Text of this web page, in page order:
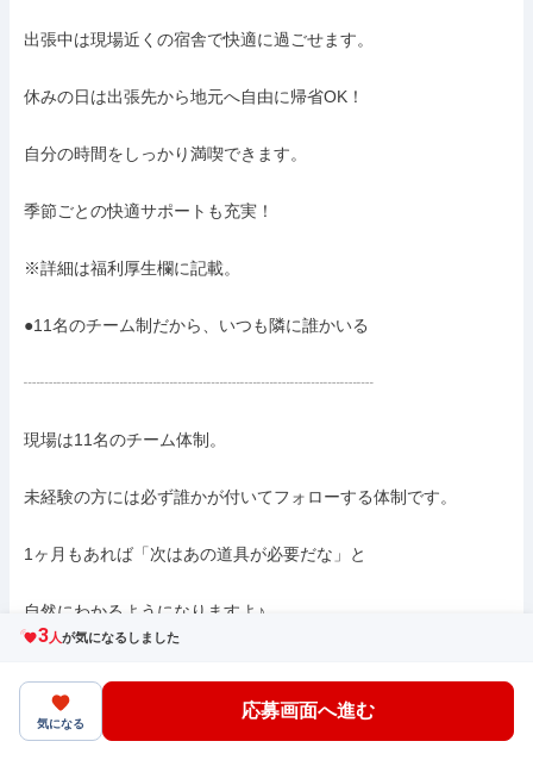
出張中は現場近くの宿舎で快適に過ごせます。
休みの日は出張先から地元へ自由に帰省OK！
自分の時間をしっかり満喫できます。
季節ごとの快適サポートも充実！
※詳細は福利厚生欄に記載。
●11名のチーム制だから、いつも隣に誰かいる
┈┈┈┈┈┈┈┈┈┈┈┈┈┈┈┈┈┈┈┈┈
現場は11名のチーム体制。
未経験の方には必ず誰かが付いてフォローする体制です。
1ヶ月もあれば「次はあの道具が必要だな」と
自然にわかるようになりますよ♪
┈┈┈┈┈┈┈┈┈┈┈┈
3人が気になるしました
気になる
応募画面へ進む